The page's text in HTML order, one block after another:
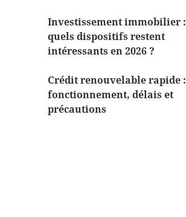
Investissement immobilier :
quels dispositifs restent
intéressants en 2026 ?
Crédit renouvelable rapide :
fonctionnement, délais et
précautions